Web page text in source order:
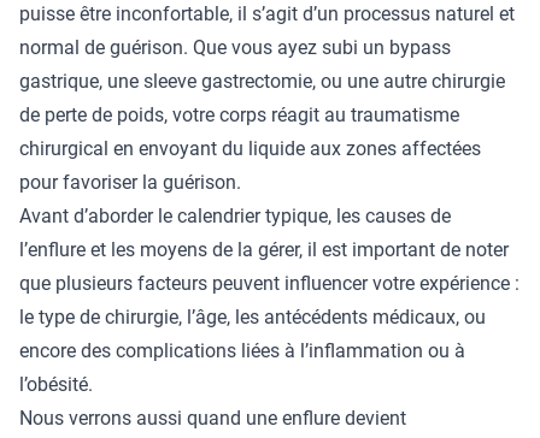
puisse être inconfortable, il s’agit d’un processus naturel et
normal de guérison. Que vous ayez subi un bypass
gastrique, une sleeve gastrectomie, ou une autre chirurgie
de perte de poids, votre corps réagit au traumatisme
chirurgical en envoyant du liquide aux zones affectées
pour favoriser la guérison.
Avant d’aborder le calendrier typique, les causes de
l’enflure et les moyens de la gérer, il est important de noter
que plusieurs facteurs peuvent influencer votre expérience :
le type de chirurgie, l’âge, les antécédents médicaux, ou
encore des complications liées à l’inflammation ou à
l’obésité.
Nous verrons aussi quand une enflure devient